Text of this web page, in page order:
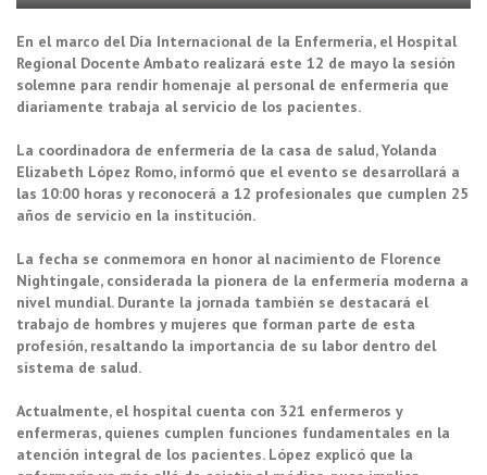
En el marco del Día Internacional de la Enfermería, el Hospital
Regional Docente Ambato realizará este 12 de mayo la sesión
solemne para rendir homenaje al personal de enfermería que
diariamente trabaja al servicio de los pacientes.
La coordinadora de enfermería de la casa de salud, Yolanda
Elizabeth López Romo, informó que el evento se desarrollará a
las 10:00 horas y reconocerá a 12 profesionales que cumplen 25
años de servicio en la institución.
La fecha se conmemora en honor al nacimiento de Florence
Nightingale, considerada la pionera de la enfermería moderna a
nivel mundial. Durante la jornada también se destacará el
trabajo de hombres y mujeres que forman parte de esta
profesión, resaltando la importancia de su labor dentro del
sistema de salud.
Actualmente, el hospital cuenta con 321 enfermeros y
enfermeras, quienes cumplen funciones fundamentales en la
atención integral de los pacientes. López explicó que la